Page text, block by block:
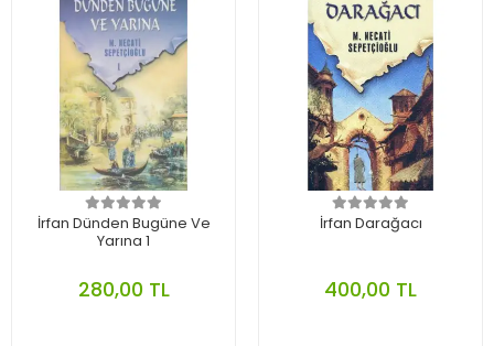
İrfan Dünden Bugüne Ve
Yarına 1
280,00 TL
İrfan Darağacı
400,00 TL